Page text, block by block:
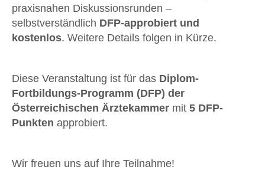
praxisnahen Diskussionsrunden –
selbstverständlich DFP-approbiert und
kostenlos. Weitere Details folgen in Kürze.
Diese Veranstaltung ist für das Diplom-
Fortbildungs-Programm (DFP) der
Österreichischen Ärztekammer mit 5 DFP-
Punkten approbiert.
Wir freuen uns auf Ihre Teilnahme!